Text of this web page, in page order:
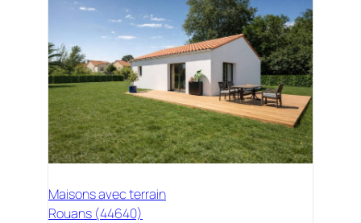
Maisons avec terrain
Rouans (44640)